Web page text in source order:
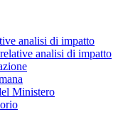
analisi di impatto
analisi di impatto
Ministero